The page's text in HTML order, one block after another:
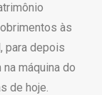
às
para depois
máquina do
de hoje.